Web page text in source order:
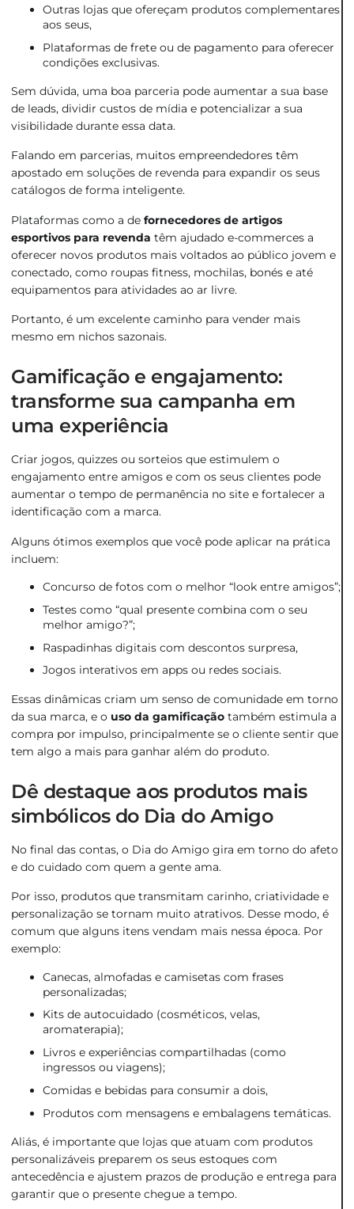
Outras lojas que ofereçam produtos complementares
aos seus,
Plataformas de frete ou de pagamento para oferecer
condições exclusivas.
Sem dúvida, uma boa parceria pode aumentar a sua base
de leads, dividir custos de mídia e potencializar a sua
visibilidade durante essa data.
Falando em parcerias, muitos empreendedores têm
apostado em soluções de revenda para expandir os seus
catálogos de forma inteligente.
Plataformas como a de fornecedores de artigos
esportivos para revenda têm ajudado e-commerces a
oferecer novos produtos mais voltados ao público jovem e
conectado, como roupas fitness, mochilas, bonés e até
equipamentos para atividades ao ar livre.
Portanto, é um excelente caminho para vender mais
mesmo em nichos sazonais.
Gamificação e engajamento:
transforme sua campanha em
uma experiência
Criar jogos, quizzes ou sorteios que estimulem o
engajamento entre amigos e com os seus clientes pode
aumentar o tempo de permanência no site e fortalecer a
identificação com a marca.
Alguns ótimos exemplos que você pode aplicar na prática
incluem:
Concurso de fotos com o melhor “look entre amigos”;
Testes como “qual presente combina com o seu
melhor amigo?”;
Raspadinhas digitais com descontos surpresa,
Jogos interativos em apps ou redes sociais.
Essas dinâmicas criam um senso de comunidade em torno
da sua marca, e o uso da gamificação também estimula a
compra por impulso, principalmente se o cliente sentir que
tem algo a mais para ganhar além do produto.
Dê destaque aos produtos mais
simbólicos do Dia do Amigo
No final das contas, o Dia do Amigo gira em torno do afeto
e do cuidado com quem a gente ama.
Por isso, produtos que transmitam carinho, criatividade e
personalização se tornam muito atrativos. Desse modo, é
comum que alguns itens vendam mais nessa época. Por
exemplo:
Canecas, almofadas e camisetas com frases
personalizadas;
Kits de autocuidado (cosméticos, velas,
aromaterapia);
Livros e experiências compartilhadas (como
ingressos ou viagens);
Comidas e bebidas para consumir a dois,
Produtos com mensagens e embalagens temáticas.
Aliás, é importante que lojas que atuam com produtos
personalizáveis preparem os seus estoques com
antecedência e ajustem prazos de produção e entrega para
garantir que o presente chegue a tempo.